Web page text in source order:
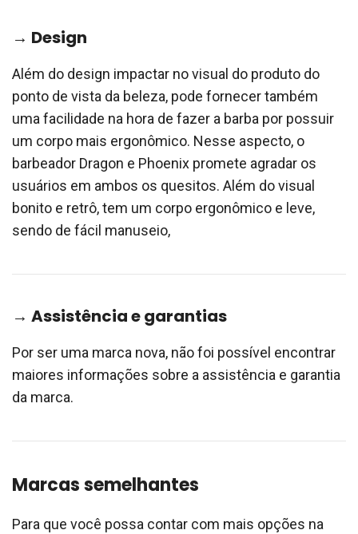
→ Design
Além do design impactar no visual do produto do
ponto de vista da beleza, pode fornecer também
uma facilidade na hora de fazer a barba por possuir
um corpo mais ergonômico. Nesse aspecto, o
barbeador Dragon e Phoenix promete agradar os
usuários em ambos os quesitos. Além do visual
bonito e retrô, tem um corpo ergonômico e leve,
sendo de fácil manuseio,
→ Assistência e garantias
Por ser uma marca nova, não foi possível encontrar
maiores informações sobre a assistência e garantia
da marca.
Marcas semelhantes
Para que você possa contar com mais opções na